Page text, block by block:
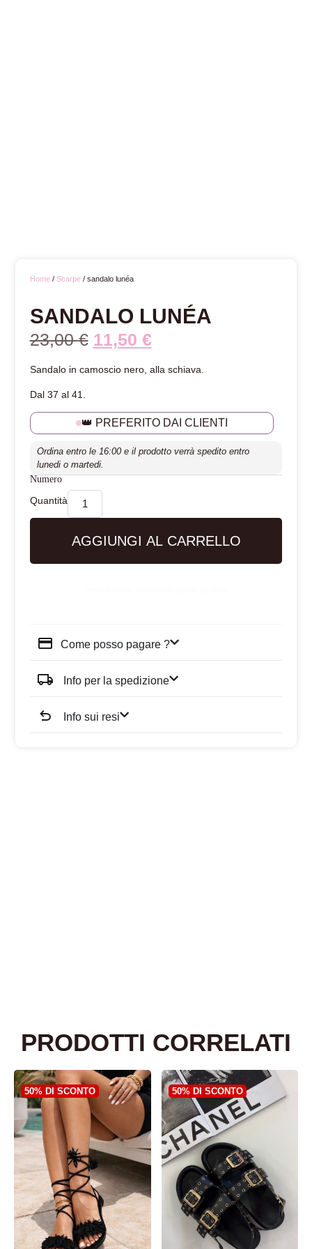
Home/ Scarpe/ sandalo lunéa
SANDALO LUNÉA
23,00€ 11,50 €
Sandalo in camoscio nero, alla schiava.
Dal 37 al 41.
👑 PREFERITO DAI CLIENTI
Ordina entro le 16:00 e il prodotto verrà spedito entro
lunedi o martedi.
Numero
AGGIUNGI AL CARRELLO
Come posso pagare ?
Info per la spedizione
Info sui resi
PRODOTTI CORRELATI
50% DI SCONTO 50% DI SCONTO